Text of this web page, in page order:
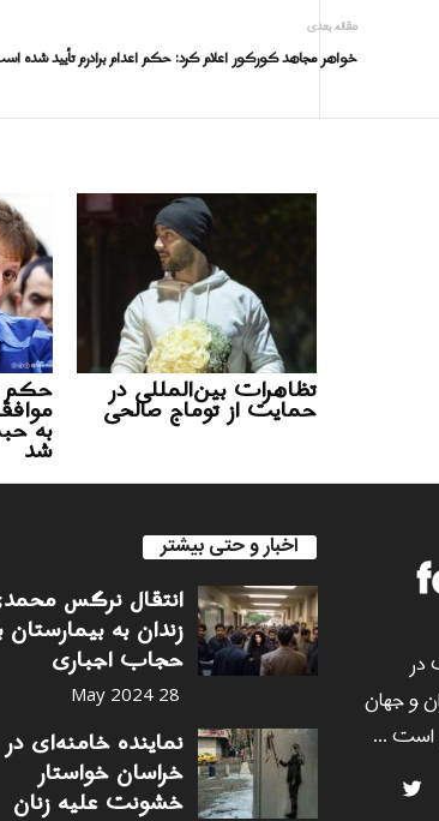
مقاله بعدی
خواهر مجاهد کورکور اعلام کرد: حکم اعدام برادرم تأیید شده
حکم
شد
تظاهرات بین‌المللی در
حمایت از توماج صالحی
در
و جهان
است ...
اخبار و حتی بیشتر
انتقال نرگس
زندان به
حجاب اجباری
28 May 2024
نماینده خامنه‌ای در
خراسان خواستار
خشونت علیه زنان